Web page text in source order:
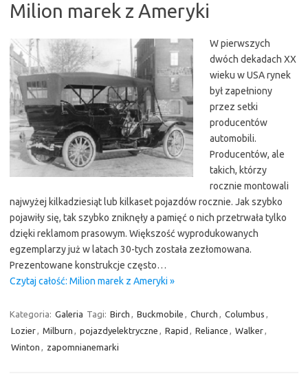
Milion marek z Ameryki
W pierwszych
dwóch dekadach XX
wieku w USA rynek
był zapełniony
przez setki
producentów
automobili.
Producentów, ale
takich, którzy
rocznie montowali
najwyżej kilkadziesiąt lub kilkaset pojazdów rocznie. Jak szybko
pojawiły się, tak szybko zniknęły a pamięć o nich przetrwała tylko
dzięki reklamom prasowym. Większość wyprodukowanych
egzemplarzy już w latach 30-tych została zezłomowana.
Prezentowane konstrukcje często…
Czytaj całość: Milion marek z Ameryki »
Kategoria: Galeria Tagi: Birch , Buckmobile , Church , Columbus ,
Lozier, Milburn , pojazdyelektryczne , Rapid , Reliance , Walker,
Winton , zapomnianemarki